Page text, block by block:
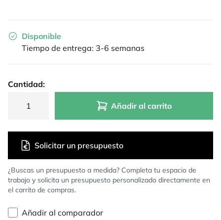
Disponible
Tiempo de entrega: 3-6 semanas
Cantidad:
Añadir al carrito
¿Buscas un presupuesto a medida? Completa tu espacio de
trabajo y solicita un presupuesto personalizado directamente en
el carrito de compras.
Solicitar un presupuesto
Añadir al comparador